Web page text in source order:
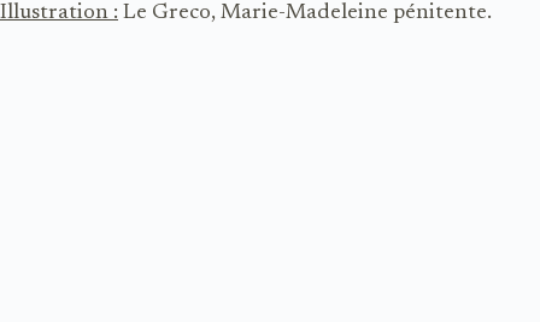
Illustration : Le Greco, Marie-Madeleine pénitente.